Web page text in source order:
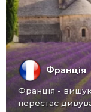
Франція
Франція - вишукана та пікантна країна, яка не
перестає